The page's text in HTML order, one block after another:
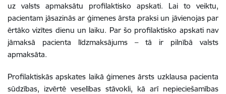
uz valsts apmaksātu profilaktisko apskati. Lai to veiktu,
pacientam jāsazinās ar ģimenes ārsta praksi un jāvienojas par
ērtāko vizītes dienu un laiku. Par šo profilaktisko apskati nav
jāmaksā pacienta līdzmaksājums – tā ir pilnībā valsts
apmaksāta.
Profilaktiskās apskates laikā ģimenes ārsts uzklausa pacienta
sūdzības, izvērtē veselības stāvokli, kā arī nepieciešamības